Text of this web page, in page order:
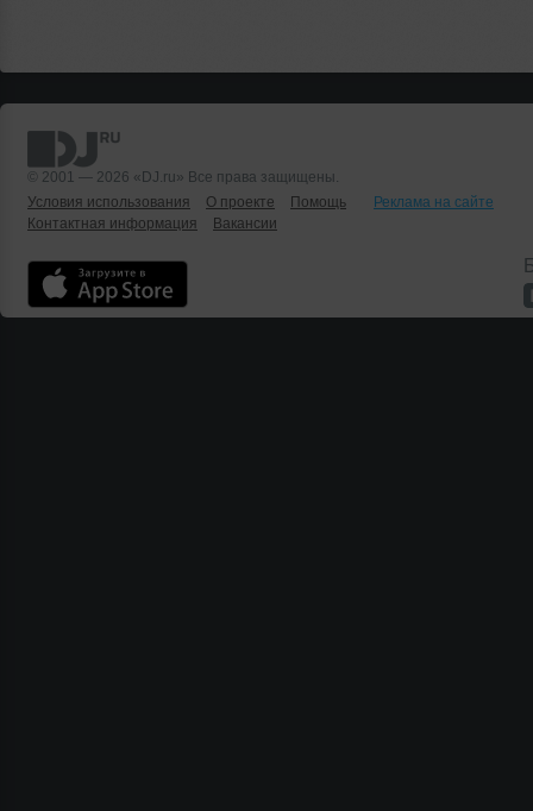
© 2001 — 2026 «DJ.ru» Все права защищены.
Условия использования
О проекте Помощь
Реклама на сайте
Контактная информация
Вакансии